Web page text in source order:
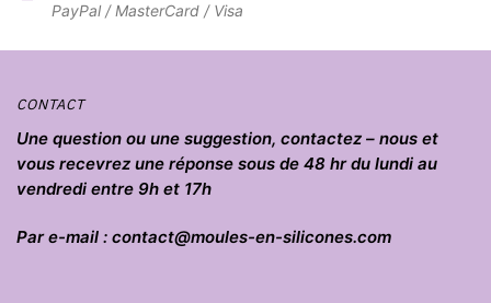
PayPal / MasterCard / Visa
CONTACT
Une question ou une suggestion, contactez – nous et
vous recevrez une réponse sous de 48 hr du lundi au
vendredi entre 9h et 17h
Par e-mail : contact@moules-en-silicones.com